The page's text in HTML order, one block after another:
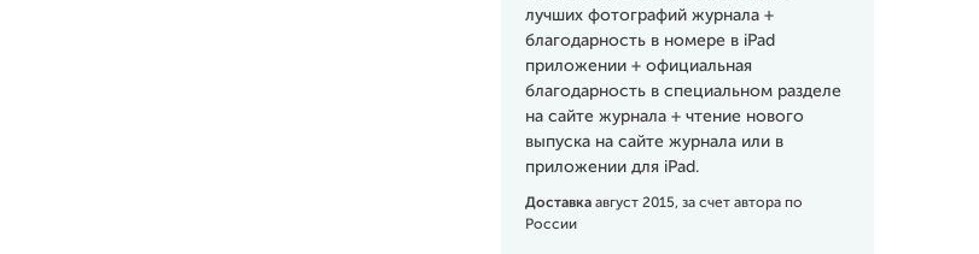
лучших фотографий журнала +
благодарность в номере в iPad
приложении + официальная
благодарность в специальном разделе
на сайте журнала + чтение нового
выпуска на сайте журнала или в
приложении для iPad.
Доставка август 2015, за счет автора по
России